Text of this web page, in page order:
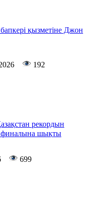
қызметіне Джон
192
рекордын
финалына шықты
699